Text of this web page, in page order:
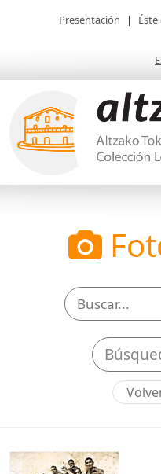
Presentación |